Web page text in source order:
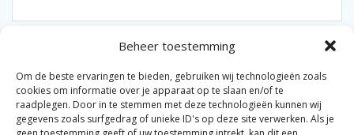
Beheer toestemming
Om de beste ervaringen te bieden, gebruiken wij technologieën zoals
cookies om informatie over je apparaat op te slaan en/of te
raadplegen. Door in te stemmen met deze technologieën kunnen wij
gegevens zoals surfgedrag of unieke ID's op deze site verwerken. Als je
© 2026 Van der Bel Las en Radiateurenbedrijf.